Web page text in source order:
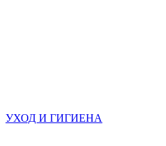
УХОД И ГИГИЕНА